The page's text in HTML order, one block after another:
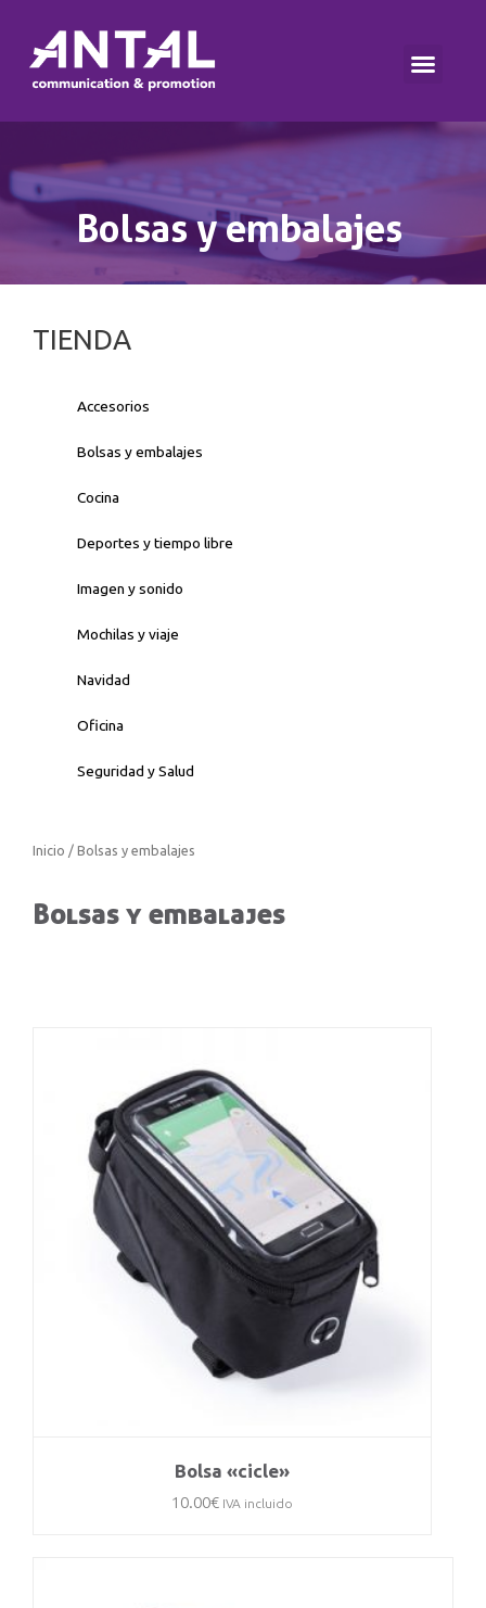
Bolsas y embalajes
TIENDA
Accesorios
Bolsas y embalajes
Cocina
Deportes y tiempo libre
Imagen y sonido
Mochilas y viaje
Navidad
Oficina
Seguridad y Salud
Inicio / Bolsas y embalajes
Bolsas y embalajes
Bolsa «cicle»
10.00€ IVA incluido